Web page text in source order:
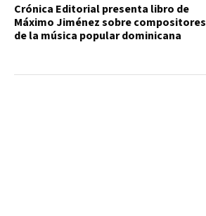
Crónica Editorial presenta libro de
Máximo Jiménez sobre compositores
de la música popular dominicana